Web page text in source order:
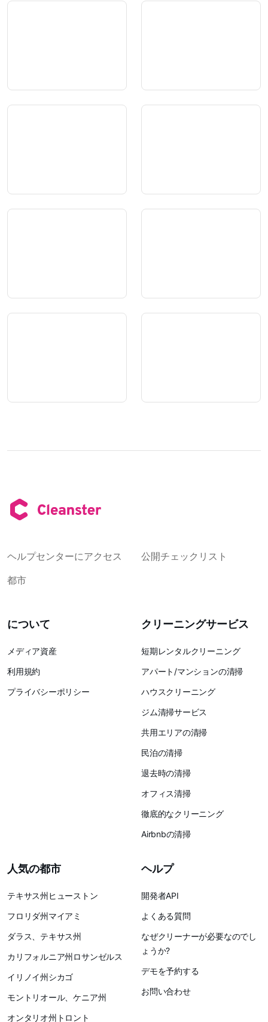
ヘルプセンターにアクセス
公開チェックリスト
都市
について
メディア資産
利用規約
プライバシーポリシー
クリーニングサービス
短期レンタルクリーニング
アパート/マンションの清掃
ハウスクリーニング
ジム清掃サービス
共用エリアの清掃
民泊の清掃
退去時の清掃
オフィス清掃
徹底的なクリーニング
Airbnbの清掃
人気の都市
テキサス州ヒューストン
フロリダ州マイアミ
ダラス、テキサス州
カリフォルニア州ロサンゼルス
イリノイ州シカゴ
モントリオール、ケニア州
オンタリオ州トロント
ヘルプ
開発者API
よくある質問
なぜクリーナーが必要なのでし
ょうか?
デモを予約する
お問い合わせ